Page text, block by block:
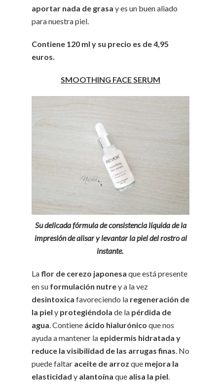
aportar nada de grasa y es un buen aliado
para nuestra piel.
Contiene 120 ml y su precio es de 4,95
euros.
SMOOTHING FACE SERUM
Su delicada fórmula de consistencia líquida de la
impresión de alisar y levantar la piel del rostro al
instante.
La flor de cerezo japonesa que está presente
en su formulación nutrey a la vez
desintoxica favoreciendo la regeneración de
la piel y protegiéndola de la pérdida de
agua. Contiene ácido hialurónico que nos
ayuda a mantener la epidermis hidratada y
reduce la visibilidad de las arrugas finas. No
puede faltar aceite de arroz que mejora la
elasticidad y alantoína que alisa la piel.